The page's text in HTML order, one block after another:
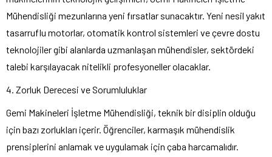
Mühendisliği mezunlarına yeni fırsatlar sunacaktır. Yeni nesil yakıt
tasarruflu motorlar, otomatik kontrol sistemleri ve çevre dostu
teknolojiler gibi alanlarda uzmanlaşan mühendisler, sektördeki
talebi karşılayacak nitelikli profesyoneller olacaklar.
4. Zorluk Derecesi ve Sorumluluklar
Gemi Makineleri İşletme Mühendisliği, teknik bir disiplin olduğu
için bazı zorlukları içerir. Öğrenciler, karmaşık mühendislik
prensiplerini anlamak ve uygulamak için çaba harcamalıdır.